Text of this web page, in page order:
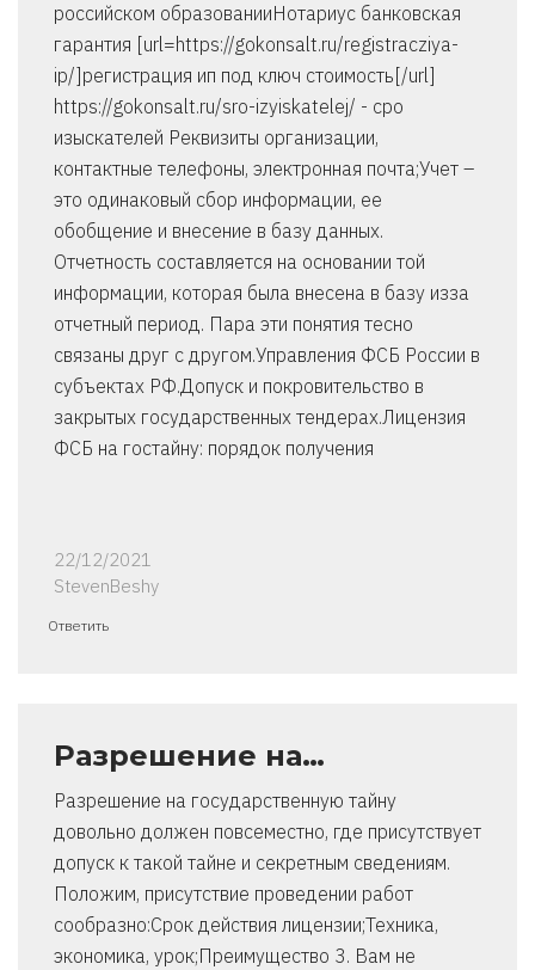
российском образованииНотариус банковская
гарантия [url=https://gokonsalt.ru/registracziya-
ip/]регистрация ип под ключ стоимость[/url]
https://gokonsalt.ru/sro-izyiskatelej/ - сро
изыскателей Реквизиты организации,
контактные телефоны, электронная почта;Учет –
это одинаковый сбор информации, ее
обобщение и внесение в базу данных.
Отчетность составляется на основании той
информации, которая была внесена в базу изза
отчетный период. Пара эти понятия тесно
связаны друг с другом.Управления ФСБ России в
субъектах РФ.Допуск и покровительство в
закрытых государственных тендерах.Лицензия
ФСБ на гостайну: порядок получения
22/12/2021
StevenBeshy
Ответить
Разрешение на…
Разрешение на государственную тайну
довольно должен повсеместно, где присутствует
допуск к такой тайне и секретным сведениям.
Положим, присутствие проведении работ
сообразно:Срок действия лицензии;Техника,
экономика, урок;Преимущество 3. Вам не